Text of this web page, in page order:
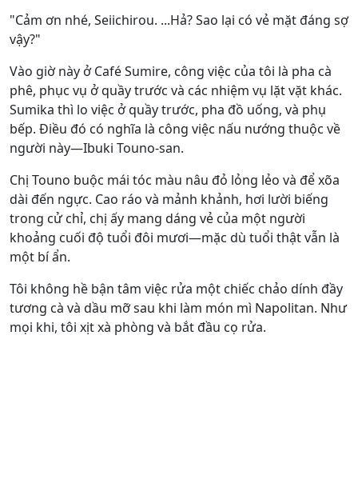
"Cảm ơn nhé, Seiichirou. ...Hả? Sao lại có vẻ mặt đáng sợ
vậy?"
Vào giờ này ở Café Sumire, công việc của tôi là pha cà
phê, phục vụ ở quầy trước và các nhiệm vụ lặt vặt khác.
Sumika thì lo việc ở quầy trước, pha đồ uống, và phụ
bếp. Điều đó có nghĩa là công việc nấu nướng thuộc về
người này—Ibuki Touno-san.
Chị Touno buộc mái tóc màu nâu đỏ lỏng lẻo và để xõa
dài đến ngực. Cao ráo và mảnh khảnh, hơi lười biếng
trong cử chỉ, chị ấy mang dáng vẻ của một người
khoảng cuối độ tuổi đôi mươi—mặc dù tuổi thật vẫn là
một bí ẩn.
Tôi không hề bận tâm việc rửa một chiếc chảo dính đầy
tương cà và dầu mỡ sau khi làm món mì Napolitan. Như
mọi khi, tôi xịt xà phòng và bắt đầu cọ rửa.